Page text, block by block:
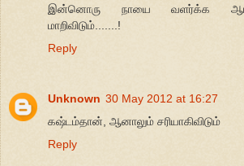
இன்னொரு நாயை வளர்க்க
மாறிவிடும்.......!
Reply
Unknown 30 May 2012 at 16:27
கஷ்டம்தான், ஆனாலும் சரியாகிவிடும்
Reply